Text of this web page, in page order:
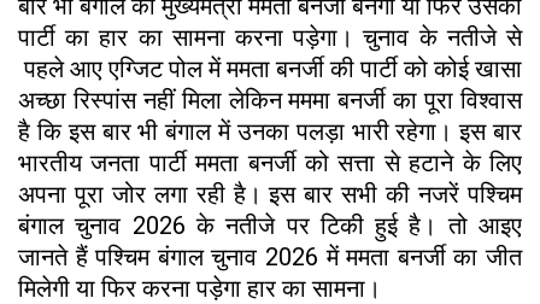
पार्टी का हार का सामना करना पड़ेगा। चुनाव के नतीजे से
पहले आए एग्जिट पोल में ममता बनर्जी की पार्टी को कोई खासा
अच्छा रिस्पांस नहीं मिला लेकिन मममा बनर्जी का पूरा विश्वास
है कि इस बार भी बंगाल में उनका पलड़ा भारी रहेगा। इस बार
भारतीय जनता पार्टी ममता बनर्जी को सत्ता से हटाने के लिए
अपना पूरा जोर लगा रही है। इस बार सभी की नजरें पश्चिम
बंगाल चुनाव 2026 के नतीजे पर टिकी हुई है। तो आइए
जानते हैं पश्चिम बंगाल चुनाव 2026 में ममता बनर्जी का जीत
मिलेगी या फिर करना पड़ेगा हार का सामना।